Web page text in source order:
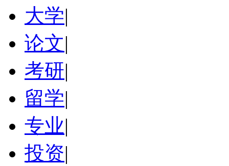
大学|
论文|
考研|
留学|
专业|
投资|